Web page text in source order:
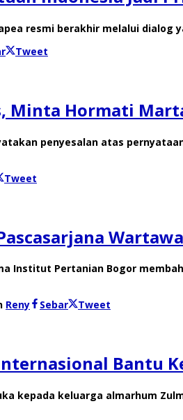
resmi berakhir melalui dialog
Tweet
Minta Hormati
penyesalan atas
Tweet
Institut Pertanian Bogor
Reny Sebar
Tweet
Bantu
keluarga almarhum